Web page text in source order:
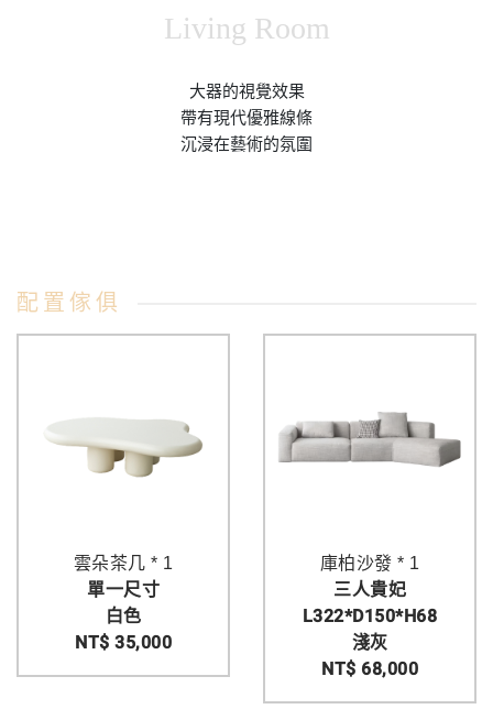
Living Room
大器的視覺效果
帶有現代優雅線條
沉浸在藝術的氛圍
配置傢俱
雲朵茶几 * 1
單一尺寸
白色
NT$ 35,000
庫柏沙發 * 1
三人貴妃
L322*D150*H68
淺灰
NT$ 68,000